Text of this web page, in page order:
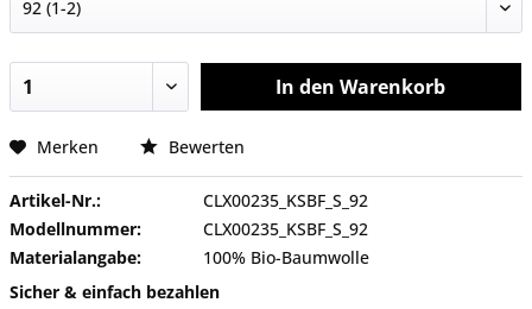
In den Warenkorb
Merken Bewerten
Artikel-Nr.:
CLX00235_KSBF_S_92
Modellnummer:
CLX00235_KSBF_S_92
Materialangabe:
100% Bio-Baumwolle
Sicher & einfach bezahlen